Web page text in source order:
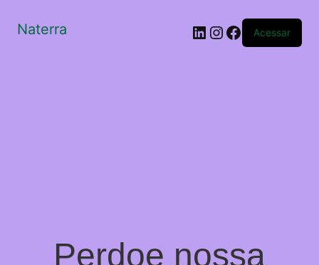
Naterra LinkedIn
Instagram
Facebook
Acessar
Perdoe nossa